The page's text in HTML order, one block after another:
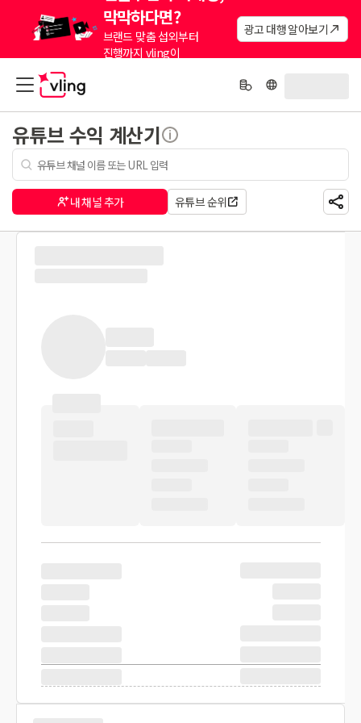
막막하다면?
브랜드 맞춤 섭외부터
진행까지 vling이
광고 대행 알아보기
유튜브 수익 계산기
내 채널 추가 유튜브 순위